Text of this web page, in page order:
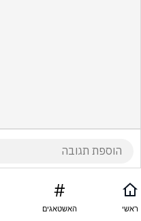
ראשי האשטאגים